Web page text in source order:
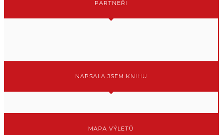
PARTNEŘI
NAPSALA JSEM KNIHU
MAPA VÝLETŮ